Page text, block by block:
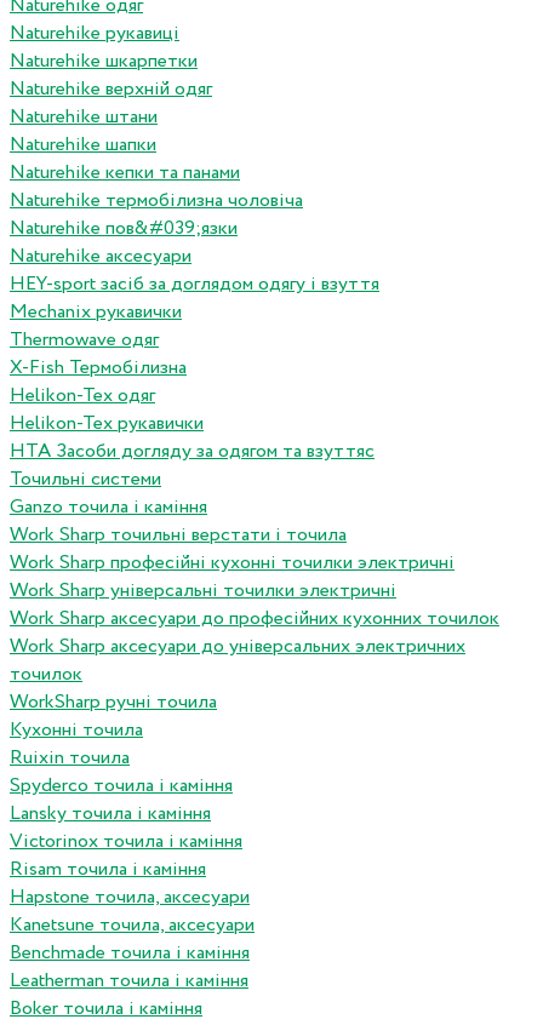
Naturehike одяг
Naturehike рукавиці
Naturehike шкарпетки
Naturehike верхній одяг
Naturehike штани
Naturehike шапки
Naturehike кепки та панами
Naturehike термобілизна чоловіча
Naturehike пов&#039;язки
Naturehike аксесуари
HEY-sport засіб за доглядом одягу і взуття
Mechanix рукавички
Thermowave одяг
X-Fish Термобілизна
Helikon-Tex одяг
Helikon-Tex рукавички
HTA Засоби догляду за одягом та взуттяс
Точильні системи
Ganzo точила і каміння
Work Sharp точильні верстати і точила
Work Sharp професiйнi кухоннi точилки электричнi
Work Sharp унiверсальнi точилки электричнi
Work Sharp аксесуари до професiйних кухонних точилок
Work Sharp аксесуари до унiверсальних электричних
точилок
WorkSharp ручні точила
Кухонні точила
Ruixin точила
Spyderco точила і каміння
Lansky точила і каміння
Victorinox точила і каміння
Risam точила і каміння
Hapstone точила, аксесуари
Kanetsune точила, аксесуари
Benchmade точила і каміння
Leatherman точила і каміння
Boker точила і каміння